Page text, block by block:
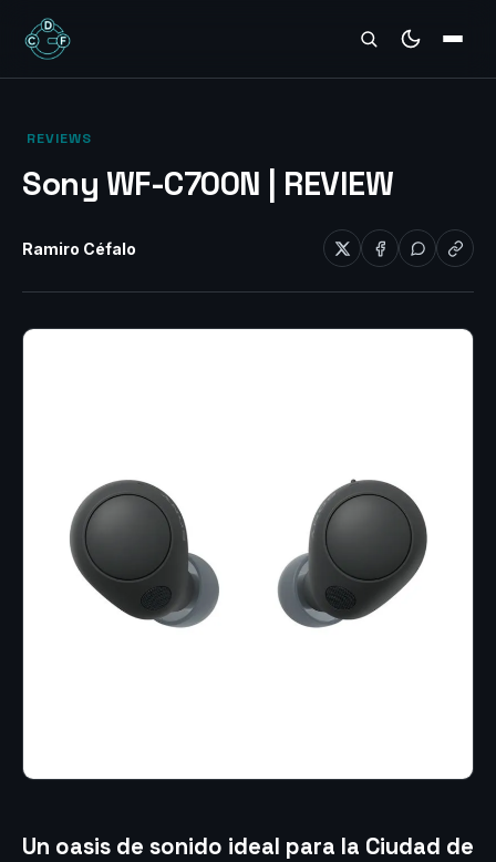
REVIEWS
‎ REVIEWS‎
Sony WF-C700N | REVIEW
Ramiro Céfalo
Un oasis de sonido ideal para la Ciudad de